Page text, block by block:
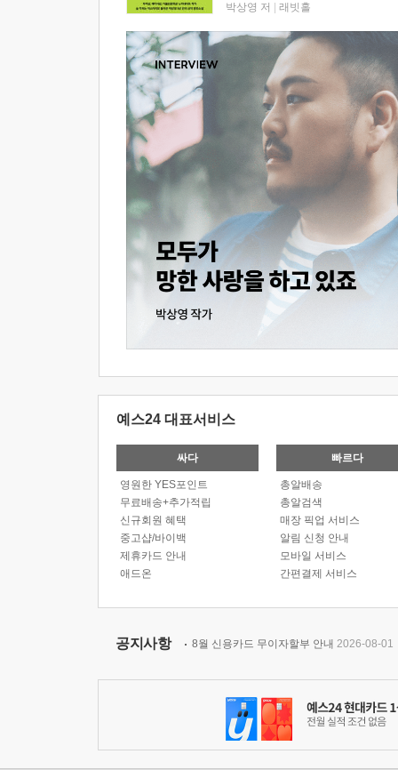
박상영 저 래빗홀
예스24 대표서비스
싸다
영원한 YES포인트
무료배송+추가적립
신규회원 혜택
중고샵/바이백
제휴카드 안내
애드온
빠르다
총알배송
총알검색
매장 픽업 서비스
알림 신청 안내
모바일 서비스
간편결제 서비스
공지사항 8월 신용카드 무이자할부 안내 2026-08-01